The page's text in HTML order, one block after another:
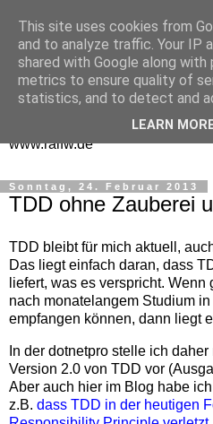
One Man
Gedanken
Spontanes und Überlegtes aus
www.ralfw.de
Sonntag, 24. Februar 2013
TDD ohne Zauberei
TDD bleibt für mich aktuell,
Das liegt einfach daran, dass
liefert, was es verspricht.
nach monatelangem Studium
empfangen können, dann liegt
In der dotnetpro stelle ich
Version 2.0 von TDD vor
Aber auch hier im Blog habe
z.B. dass TDD in der heutigen
This site uses cookies from
and to analyze traffic. Your IP
shared with Google along
metrics to ensure quality of
statistics, and to detect and
LEARN